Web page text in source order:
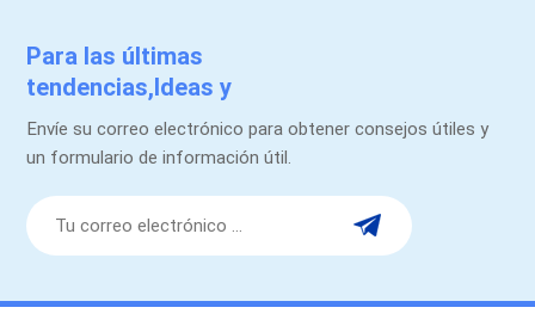
Para las últimas
tendencias,Ideas y
promociones.
Envíe su correo electrónico para obtener consejos útiles y
un formulario de información útil.